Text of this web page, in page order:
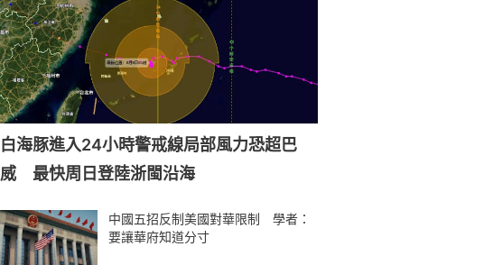
白海豚進入24小時警戒線局部風力恐超巴
威 最快周日登陸浙閩沿海
中國五招反制美國對華限制 學者：
要讓華府知道分寸